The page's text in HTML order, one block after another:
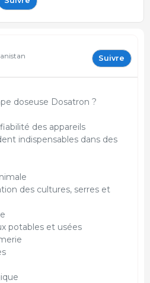
Suivre
doseuse Dosatron ?
des appareils
indispensables dans des
des cultures, serres et
potables et usées